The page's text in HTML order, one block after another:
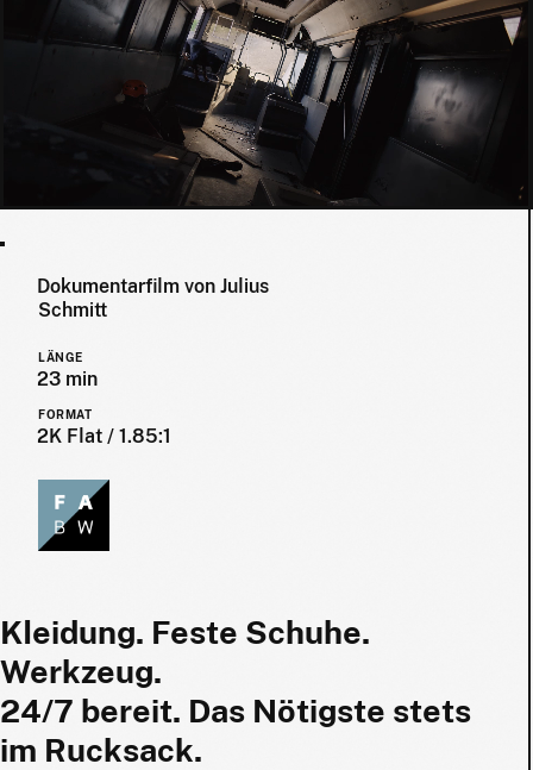
Dokumentarfilm von Julius
Schmitt
LÄNGE
23 min
FORMAT
2K Flat / 1.85:1
Kleidung. Feste Schuhe.
Werkzeug.
24/7 bereit. Das Nötigste stets
im Rucksack.